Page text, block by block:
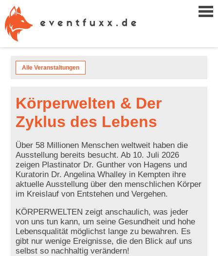
Alle Veranstaltungen
Körperwelten & Der
Zyklus des Lebens
Über 58 Millionen Menschen weltweit haben die
Ausstellung bereits besucht. Ab 10. Juli 2026
zeigen Plastinator Dr. Gunther von Hagens und
Kuratorin Dr. Angelina Whalley in Kempten ihre
aktuelle Ausstellung über den menschlichen Körper
im Kreislauf von Entstehen und Vergehen.
KÖRPERWELTEN zeigt anschaulich, was jeder
von uns tun kann, um seine Gesundheit und hohe
Lebensqualität möglichst lange zu bewahren. Es
gibt nur wenige Ereignisse, die den Blick auf uns
selbst so nachhaltig verändern!